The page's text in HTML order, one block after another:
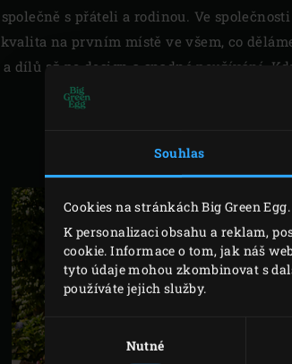
Souhlas
Cookies na stránkách Big Green Egg.
K personalizaci obsahu a reklam,
cookie. Informace o tom, jak náš
tyto údaje mohou zkombinovat s
používáte jejich služby.
Výběr
Nutné
společně s přáteli a rodinou. Ve společnosti
kvalita na prvním místě ve všem, co
a dílů až po design a snadné používání.
pro Big Green Egg, volíte originál,
OBJEVTE BIG